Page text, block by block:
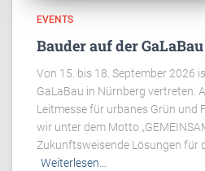
EVENTS
Bauder auf der
Von 15. bis 18. September 2026
GaLaBau in Nürnberg vertreten.
Leitmesse für urbanes Grün und
wir unter dem Motto
Zukunftsweisende Lösungen für
Weiterlesen…